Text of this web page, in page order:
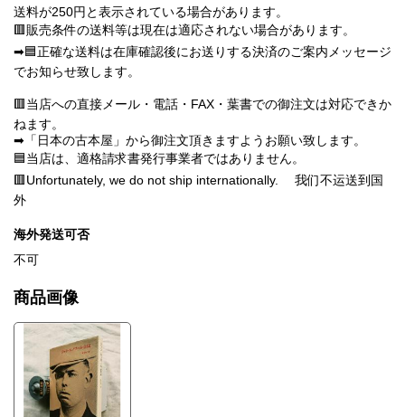
送料が250円と表示されている場合があります。
🟥販売条件の送料等は現在は適応されない場合があります。
➡🟦正確な送料は在庫確認後にお送りする決済のご案内メッセージ
でお知らせ致します。
🟥当店への直接メール・電話・FAX・葉書での御注文は対応できか
ねます。
➡「日本の古本屋」から御注文頂きますようお願い致します。
🟦当店は、適格請求書発行事業者ではありません。
🟥Unfortunately, we do not ship internationally. 我们不运送到国
外
海外発送可否
不可
商品画像